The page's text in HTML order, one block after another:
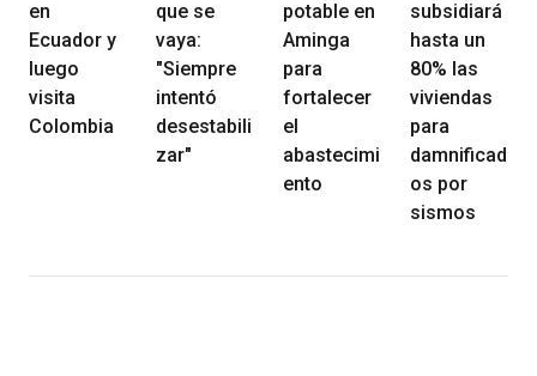
en
Ecuador y
luego
visita
Colombia
que se
vaya:
"Siempre
intentó
desestabili
zar"
potable en
Aminga
para
fortalecer
el
abastecimi
ento
subsidiará
hasta un
80% las
viviendas
para
damnificad
os por
sismos